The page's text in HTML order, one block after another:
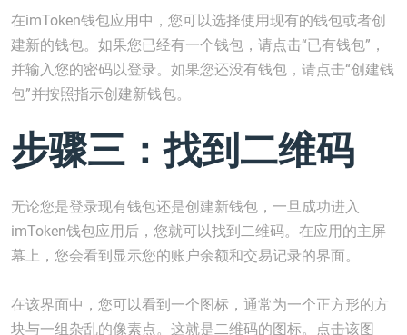
在imToken钱包应用中，您可以选择使用现有的钱包或者创
建新的钱包。如果您已经有一个钱包，请点击“已有钱包”，
并输入您的密码以登录。如果您还没有钱包，请点击“创建钱
包”并按照指示创建新钱包。
步骤三：找到二维码
无论您是登录现有钱包还是创建新钱包，一旦成功进入
imToken钱包应用后，您就可以找到二维码。在应用的主屏
幕上，您会看到显示您的账户余额和交易记录的界面。
在该界面中，您可以看到一个图标，通常为一个正方形的方
块与一组杂乱的像素点。这就是二维码的图标。点击该图